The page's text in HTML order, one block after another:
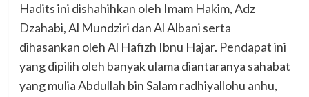
Hadits ini dishahihkan oleh Imam Hakim, Adz
Dzahabi, Al Mundziri dan Al Albani serta
dihasankan oleh Al Hafizh Ibnu Hajar. Pendapat ini
yang dipilih oleh banyak ulama diantaranya sahabat
yang mulia Abdullah bin Salam radhiyallohu anhu,